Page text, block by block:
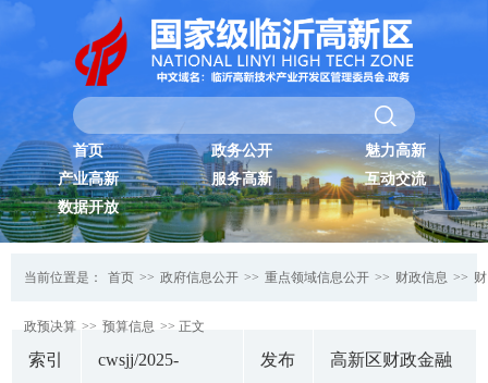
首页 政务公开
魅力高新
产业高新
服务高新
互动交流
数据开放
当前位置是： 首页 >> 政府信息公开 >> 重点领域信息公开 >> 财政信息 >> 财
政预决算 >> 预算信息 >> 正文
索引 cwsjj/2025- 发布 高新区财政金融